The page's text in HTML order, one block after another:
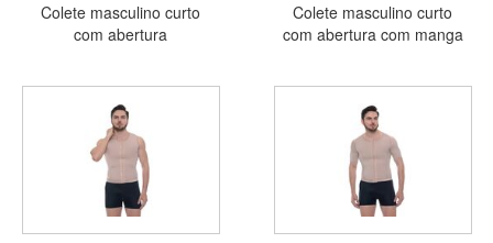
Colete masculino curto
com abertura
Colete masculino curto
com abertura com manga